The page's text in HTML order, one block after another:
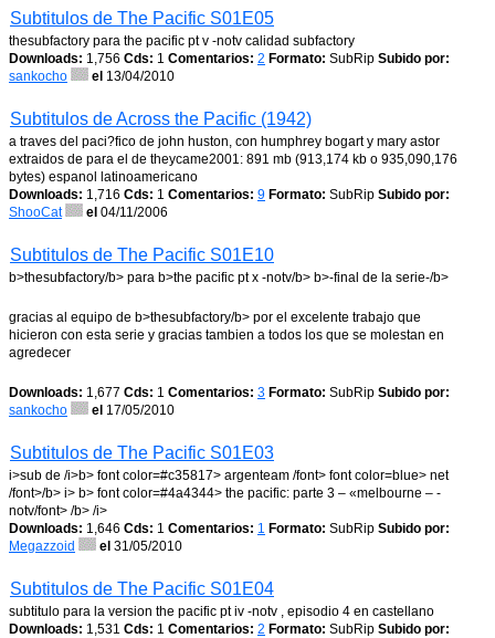
Subtitulos de The Pacific S01E05
thesubfactory para the pacific pt v -notv calidad subfactory
Downloads: 1,756 Cds: 1 Comentarios: 2 Formato: SubRip Subido por:
sankocho
el 13/04/2010
Subtitulos de Across the Pacific (1942)
a traves del paci?fico de john huston, con humphrey bogart y mary astor
extraidos de para el de theycame2001: 891 mb (913,174 kb o 935,090,176
bytes) espanol latinoamericano
Downloads: 1,716 Cds: 1 Comentarios: 9 Formato: SubRip Subido por:
ShooCat
el 04/11/2006
Subtitulos de The Pacific S01E10
b>thesubfactory/b> para b>the pacific pt x -notv/b> b>-final de la serie-/b>
gracias al equipo de b>thesubfactory/b> por el excelente trabajo que
hicieron con esta serie y gracias tambien a todos los que se molestan en
agredecer
Downloads: 1,677 Cds: 1 Comentarios: 3 Formato: SubRip Subido por:
sankocho
el 17/05/2010
Subtitulos de The Pacific S01E03
i>sub de /i>b> font color=#c35817> argenteam /font> font color=blue> net
/font>/b> i> b> font color=#4a4344> the pacific: parte 3 – «melbourne – -
notv/font> /b> /i>
Downloads: 1,646 Cds: 1 Comentarios: 1 Formato: SubRip Subido por:
Megazzoid
el 31/05/2010
Subtitulos de The Pacific S01E04
subtitulo para la version the pacific pt iv -notv , episodio 4 en castellano
Downloads: 1,531 Cds: 1 Comentarios: 2 Formato: SubRip Subido por: